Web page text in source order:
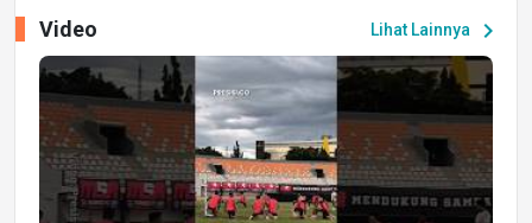
Lihat Lainnya chevron_right
Video